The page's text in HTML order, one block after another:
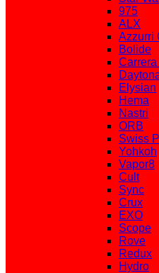
975
ALX
Azzurri
Bolide
Elysian
Hema
Nastri
ORB
Swiss
Yohkoh
Vapor8
Cult
Sync
Crux
EXO
Scope
Rove
Redux
Hydro